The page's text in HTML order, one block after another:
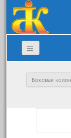
Боковая